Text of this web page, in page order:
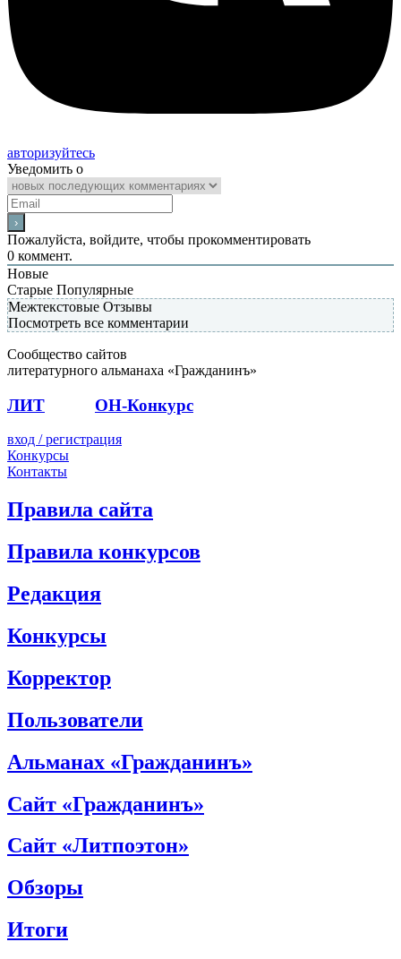
авторизуйтесь
Уведомить о
Пожалуйста, войдите, чтобы прокомментировать
0 коммент.
Новые
Старые Популярные
Межтекстовые Отзывы
Посмотреть все комментарии
Сообщество сайтов
литературного альманаха «Гражданинъ»
ЛИТ ОН-Конкурс
вход / регистрация
Конкурсы
Контакты
Правила сайта
Правила конкурсов
Редакция
Конкурсы
Корректор
Пользователи
Альманах «Гражданинъ»
Сайт «Гражданинъ»
Сайт «Литпоэтон»
Обзоры
Итоги